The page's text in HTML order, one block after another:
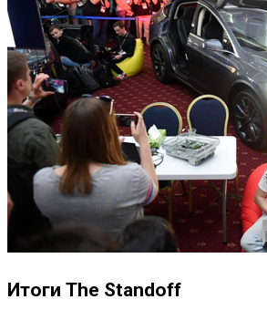
Итоги The Standoff